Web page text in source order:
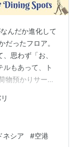
んだか進化して
だったフロア。
思わず「お、
ルもあって、ト
物預かりサービ
る感じ。 写真
と思う。 光と
クする。まだ
きた。ゆった
ネシア #空港